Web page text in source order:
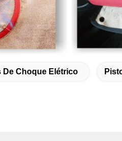
De Choque Elétrico